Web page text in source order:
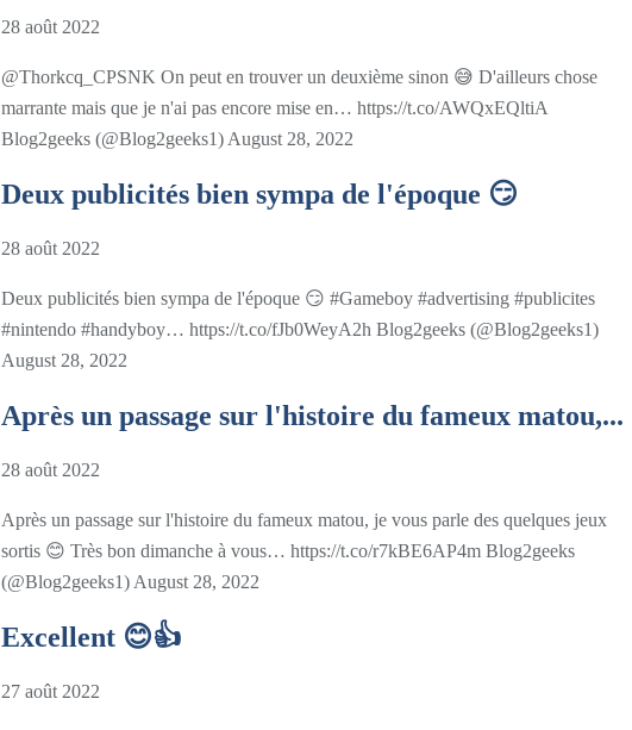
28 août 2022
@Thorkcq_CPSNK On peut en trouver un deuxième sinon 😅 D'ailleurs chose
marrante mais que je n'ai pas encore mise en… https://t.co/AWQxEQltiA
Blog2geeks (@Blog2geeks1) August 28, 2022
Deux publicités bien sympa de l'époque 😏
28 août 2022
Deux publicités bien sympa de l'époque 😏 #Gameboy #advertising #publicites
#nintendo #handyboy… https://t.co/fJb0WeyA2h Blog2geeks (@Blog2geeks1)
August 28, 2022
Après un passage sur l'histoire du fameux matou,...
28 août 2022
Après un passage sur l'histoire du fameux matou, je vous parle des quelques jeux
sortis 😊 Très bon dimanche à vous… https://t.co/r7kBE6AP4m Blog2geeks
(@Blog2geeks1) August 28, 2022
Excellent 😊👍
27 août 2022